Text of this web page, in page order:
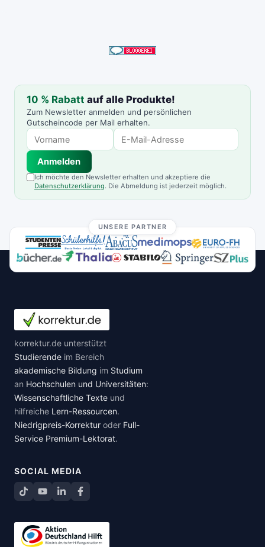
10 % Rabatt auf alle Produkte!
Zum Newsletter anmelden und persönlichen
Gutscheincode per Mail erhalten.
Anmelden
Ich möchte den Newsletter erhalten und akzeptiere die
Datenschutzerklärung. Die Abmeldung ist jederzeit möglich.
UNSERE PARTNER
korrektur.de unterstützt
Studierende im Bereich
akademische Bildung im Studium
an Hochschulen und Universitäten:
Wissenschaftliche Texte und
hilfreiche Lern-Ressourcen.
Niedrigpreis-Korrektur oder Full-
Service Premium-Lektorat.
SOCIAL MEDIA
TikTokYouTube
LinkedInFacebook teilen